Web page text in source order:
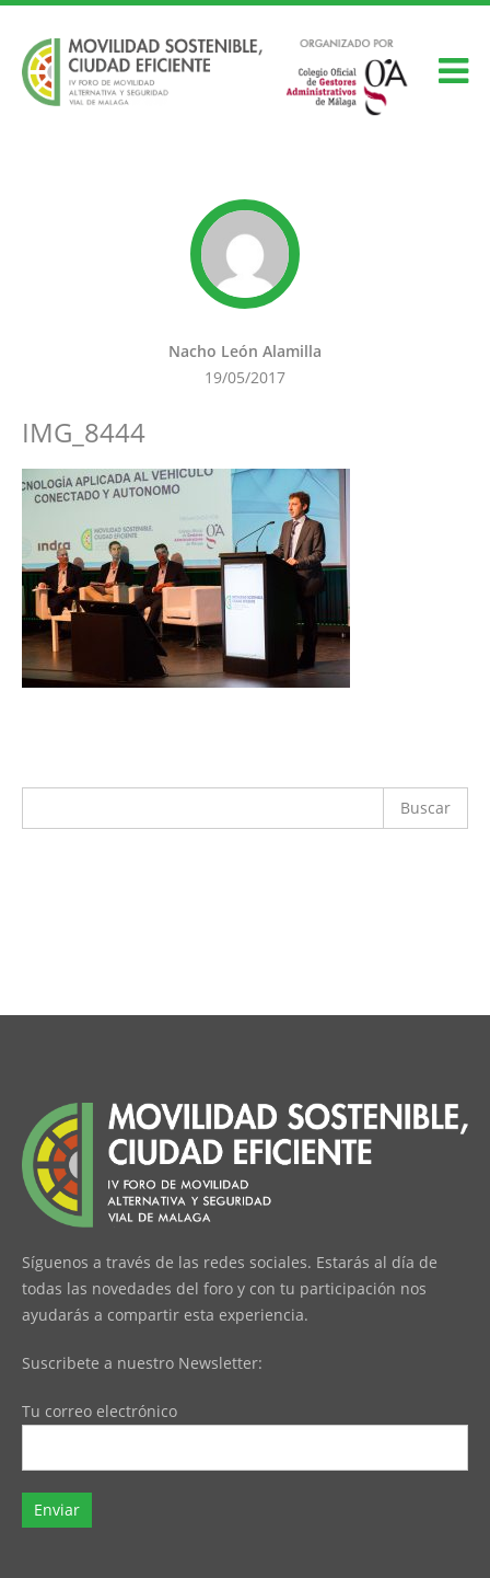
Nacho León Alamilla
19/05/2017
IMG_8444
Síguenos a través de las redes sociales. Estarás al día de
todas las novedades del foro y con tu participación nos
ayudarás a compartir esta experiencia.
Suscribete a nuestro Newsletter:
Tu correo electrónico